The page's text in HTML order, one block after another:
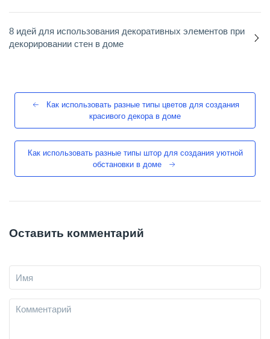
8 идей для использования декоративных элементов при
декорировании стен в доме
Как использовать разные типы цветов для создания
красивого декора в доме
Как использовать разные типы штор для создания уютной
обстановки в доме
Оставить комментарий